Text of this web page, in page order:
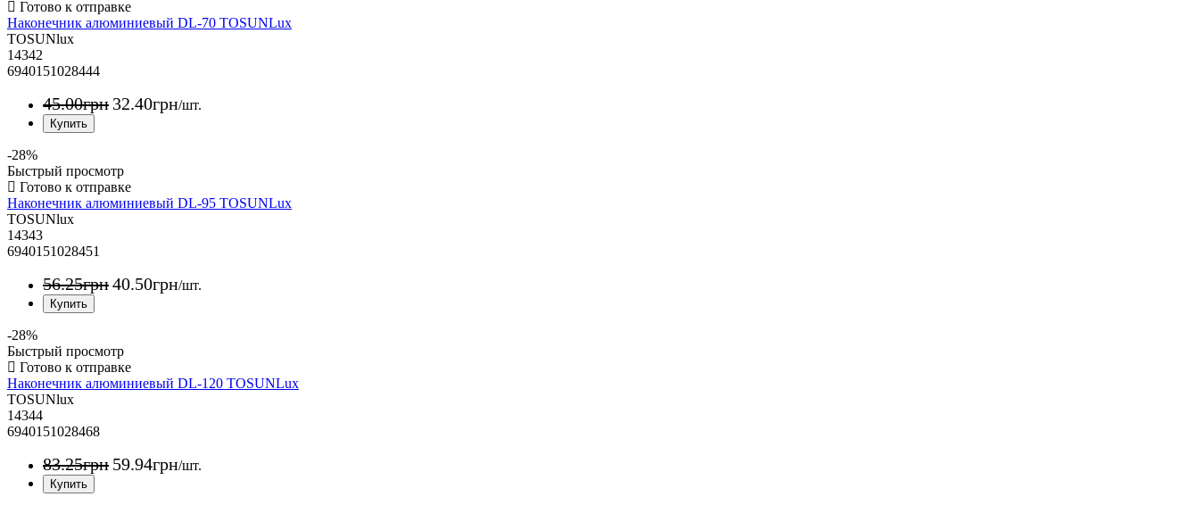
Наконечник алюминиевый DL-70 TOSUNLux
TOSUNlux
14342
6940151028444
45.00грн 32.40грн/шт.
-28%
Быстрый просмотр
Наконечник алюминиевый DL-95 TOSUNLux
TOSUNlux
14343
6940151028451
56.25грн40.50грн/шт.
-28%
Быстрый просмотр
Наконечник алюминиевый DL-120 TOSUNLux
TOSUNlux
14344
6940151028468
83.25грн 59.94грн/шт.